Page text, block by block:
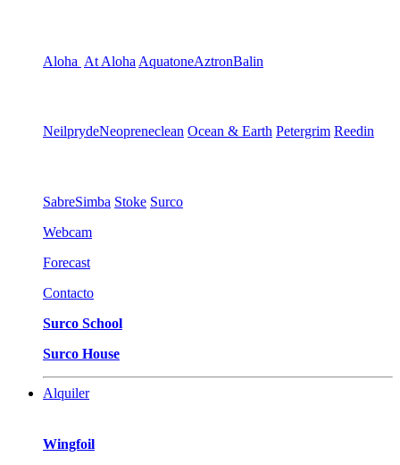
Aloha At Aloha AquatoneAztronBalin
NeilprydeNeopreneclean Ocean & Earth Petergrim Reedin
SabreSimba Stoke Surco
Webcam
Forecast
Contacto
Surco School
Surco House
Alquiler
Wingfoil